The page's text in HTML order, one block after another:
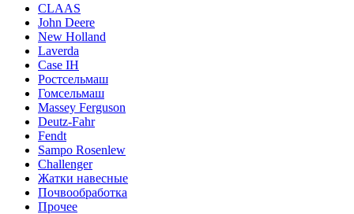
CLAAS
John Deere
New Holland
Laverda
Case IH
Ростсельмаш
Гомсельмаш
Massey Ferguson
Deutz-Fahr
Fendt
Sampo Rosenlew
Challenger
Жатки навесные
Почвообработка
Прочее